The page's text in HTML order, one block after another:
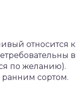
относится к
в
по желанию).
ранним сортом.